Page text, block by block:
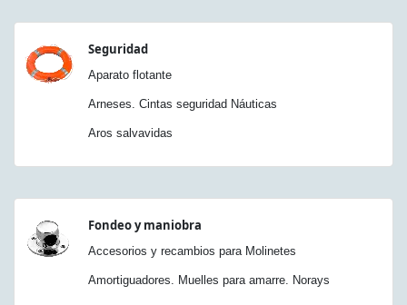
Seguridad
Aparato flotante
Arneses. Cintas seguridad Náuticas
Aros salvavidas
Fondeo y maniobra
Accesorios y recambios para Molinetes
Amortiguadores. Muelles para amarre. Norays